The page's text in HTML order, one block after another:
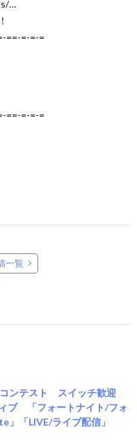
…
==-=-=-=
==-=-=-=
一覧
コンテスト スイッチ歓迎
ブ 「フォートナイト/フォ
「LIVE/ライブ配信」